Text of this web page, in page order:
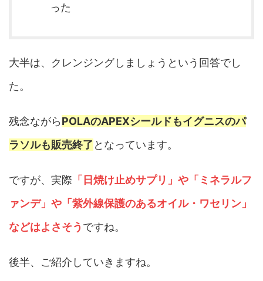
った
大半は、クレンジングしましょうという回答でし
た。
残念ながらPOLAのAPEXシールドもイグニスのパ
ラソルも販売終了 となっています。
ですが、実際 「日焼け止めサプリ」や「ミネラルフ
ァンデ」や「紫外線保護のあるオイル・ワセリン」
などはよさそう ですね。
後半、ご紹介していきますね。